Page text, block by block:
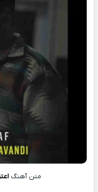
متن آهنگ